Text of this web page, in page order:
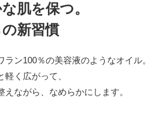
肌を保つ。
新習慣
ラン100％の美容液のようなオイル。
く広がって、
えながら、なめらかにします。